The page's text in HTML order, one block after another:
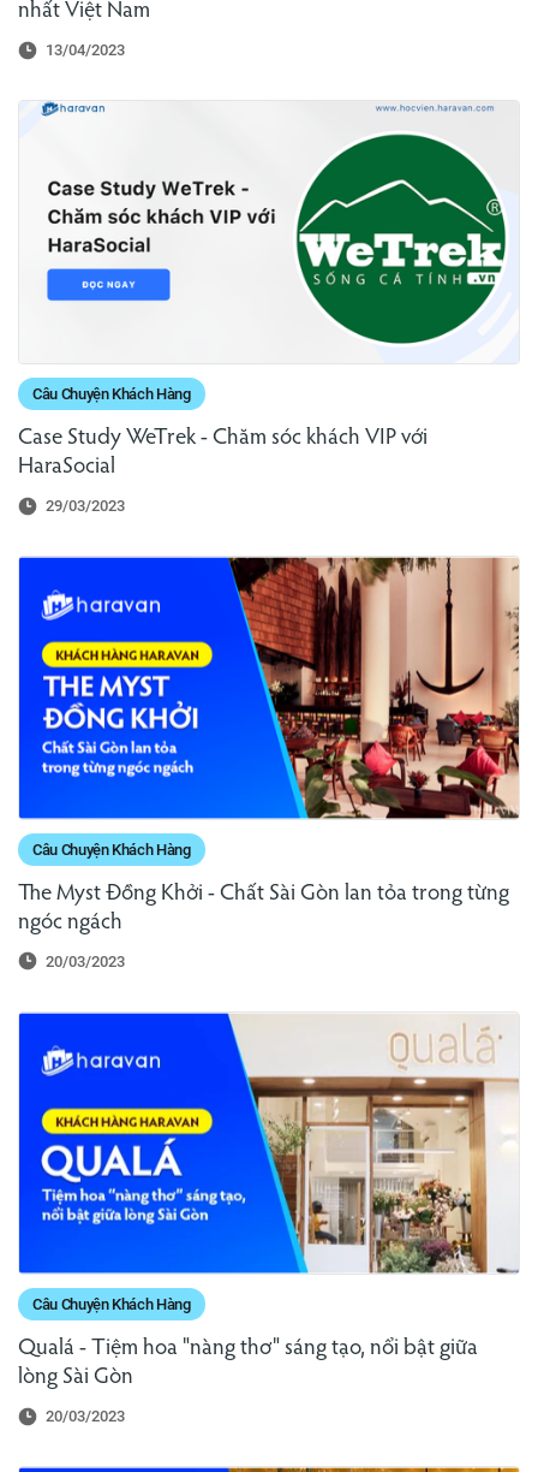
nhất Việt Nam
13/04/2023
Câu Chuyện Khách Hàng
Case Study WeTrek - Chăm sóc khách VIP với
HaraSocial
29/03/2023
Câu Chuyện Khách Hàng
The Myst Đồng Khởi - Chất Sài Gòn lan tỏa trong từng
ngóc ngách
20/03/2023
Câu Chuyện Khách Hàng
Qualá - Tiệm hoa "nàng thơ" sáng tạo, nổi bật giữa
lòng Sài Gòn
20/03/2023